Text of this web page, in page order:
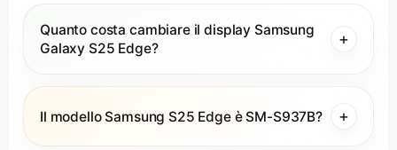
Quanto costa cambiare il display Samsung
Galaxy S25 Edge?
Il modello Samsung S25 Edge è SM-S937B?